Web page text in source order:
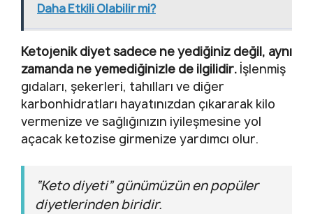
Daha Etkili Olabilir mi?
Ketojenik diyet sadece ne yediğiniz değil, aynı
zamanda ne yemediğinizle de ilgilidir. İşlenmiş
gıdaları, şekerleri, tahılları ve diğer
karbonhidratları hayatınızdan çıkararak kilo
vermenize ve sağlığınızın iyileşmesine yol
açacak ketozise girmenize yardımcı olur.
“Keto diyeti” günümüzün en popüler
diyetlerinden biridir.